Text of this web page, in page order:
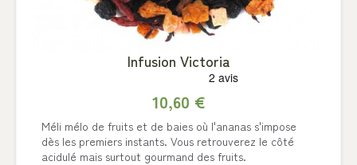
Infusion Victoria
10,60 €
Méli mélo de fruits et de baies où l'ananas s'impose
dès les premiers instants. Vous retrouverez le côté
acidulé mais surtout gourmand des fruits.